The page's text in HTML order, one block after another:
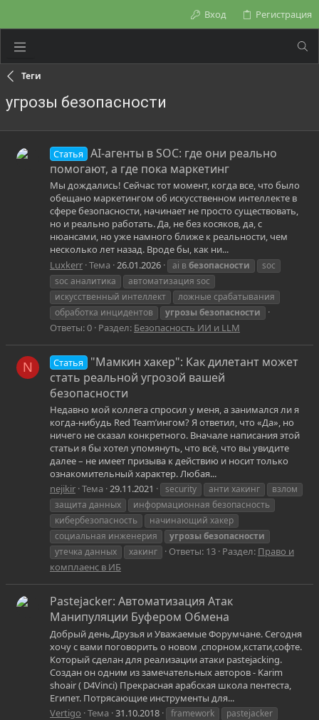
Вход Регистрация
Теги
угрозы безопасности
Статья
AI-агенты в SOC: где они реально
помогают, а где пока маркетинг
Мы дождались! Сейчас тот момент, когда все, что было
обещано маркетингом об искусственном интеллекте в
сфере безопасности, начинает не просто существовать,
но и реально работать. Да, не без косяков, да, с
нюансами, но уже намного ближе к реальности, чем
несколько лет назад. Вроде бы, как ни...
Luxkerr Тема 26.01.2026 ai в безопасности
soc
soc аналитика
автоматизация soc
искусственный интеллект
ложные срабатывания
обработка инцидентов
угрозы безопасности
Ответы: 0 Раздел: Безопасность ИИ и LLM
N Статья
"Мамкин хакер": Как дилетант может
стать реальной угрозой вашей
безопасности
Недавно мой коллега спросил у меня, а занимался ли я
когда-нибудь Red Team’ингом? Я ответил, что «Да», но
ничего не сказал конкретного. Вначале написания этой
статьи я бы хотел упомянуть, что всё, что вы увидите
далее – не имеет призыва к действию и носит только
ознакомительный характер. Любая...
nejikir Тема 29.11.2021 security анти хакинг
взлом
защита данных
информационная безопасность
кибербезопасность
начинающий хакер
социальная инженерия
угрозы безопасности
утечка данных
хакинг Ответы: 13 Раздел: Право и
комплаенс в ИБ
Pastejacker: Автоматизация Атак
Манипуляции Буфером Обмена
Добрый день,Друзья и Уважаемые Форумчане. Сегодня
хочу с вами поговорить о новом ,спорном,кстати,софте.
Который сделан для реализации атаки pastejacking.
Создан он одним из замечательных авторов - Karim
shoair ( D4Vinci) Прекрасная арабская школа пентеста,
Египет. Потрясающие инструменты для...
Vertigo Тема 31.10.2018 framework
pastejacker